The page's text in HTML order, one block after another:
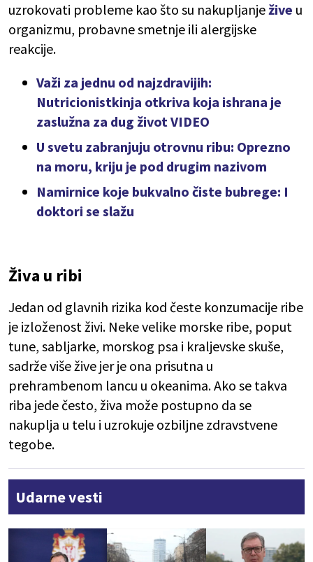
uzrokovati probleme kao što su nakupljanježive u
organizmu, probavne smetnje ili alergijske
reakcije.
Važi za jednu od najzdravijih:
Nutricionistkinja otkriva koja ishrana je
zaslužna za dug život VIDEO
U svetu zabranjuju otrovnu ribu: Oprezno
na moru, kriju je pod drugim nazivom
Namirnice koje bukvalno čiste bubrege: I
doktori se slažu
Živa u ribi
Jedan od glavnih rizika kod česte konzumacije ribe
je izloženost živi. Neke velike morske ribe, poput
tune, sabljarke, morskog psa i kraljevske skuše,
sadrže više žive jer je ona prisutna u
prehrambenom lancu u okeanima. Ako se takva
riba jede često, živa može postupno da se
nakuplja u telu i uzrokuje ozbiljne zdravstvene
tegobe.
Udarne vesti